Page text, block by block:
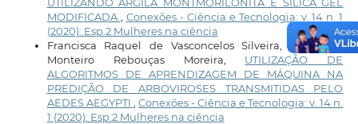
MODIFICADA
Conexões - Ciência e Tecnologia: v. 14 n. 1
(2020): Esp.2 Mulheres na ciência
Francisca Raquel de Vasconcelos Silveira, Lina Yara
Monteiro Rebouças Moreira, UTILIZAÇÃO DE
ALGORITMOS DE APRENDIZAGEM DE MÁQUINA NA
PREDIÇÃO DE ARBOVIROSES TRANSMITIDAS PELO
AEDES AEGYPTI
Conexões - Ciência e Tecnologia: v. 14 n.
1 (2020): Esp.2 Mulheres na ciência